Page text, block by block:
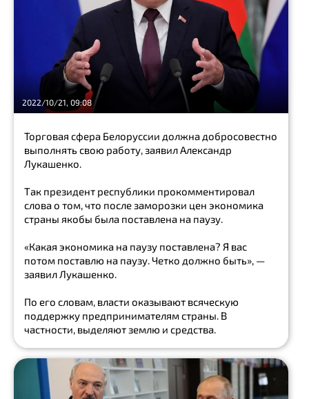
2022/10/21, 09:08
Торговая сфера Белоруссии должна добросовестно
выполнять свою работу, заявил Александр
Лукашенко.
Так президент республики прокомментировал
слова о том, что после заморозки цен экономика
страны якобы была поставлена на паузу.
«Какая экономика на паузу поставлена? Я вас
потом поставлю на паузу. Четко должно быть», —
заявил Лукашенко.
По его словам, власти оказывают всяческую
поддержку предпринимателям страны. В
частности, выделяют землю и средства.